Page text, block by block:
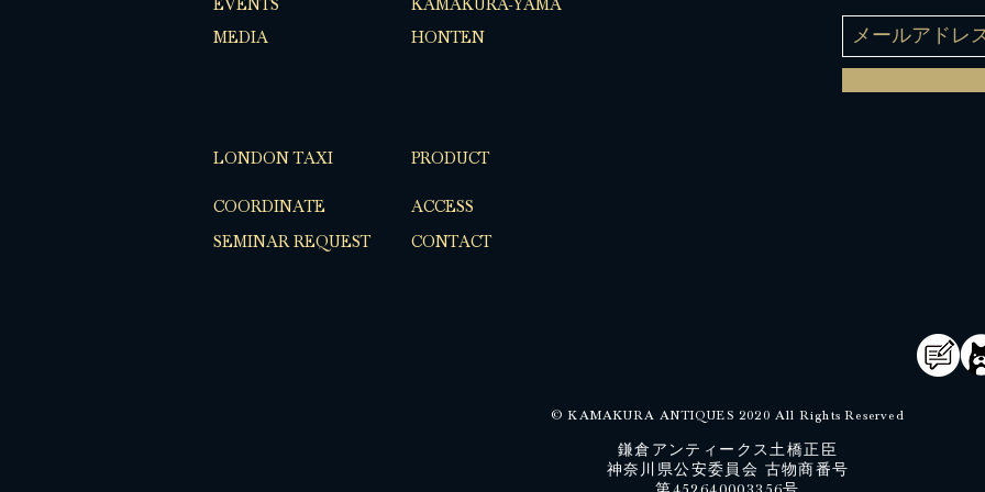
EVENTS
MEDIA
KAMAKURA-YAMA
HONTEN
LONDON TAXI
COORDINATE
SEMINAR REQUEST
PRODUCT
ACCESS
CONTACT
© KAMAKURA ANTIQUES 2020 All Rights Reserved
鎌倉アンティークス土橋正臣
神奈川県公安委員会 古物商番号